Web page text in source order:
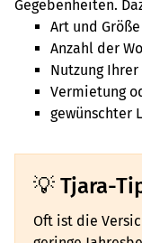
Gegebenheiten.
Art und
Anzahl der
Nutzung
Vermietung
gewünschter
Tjara-
Oft ist die